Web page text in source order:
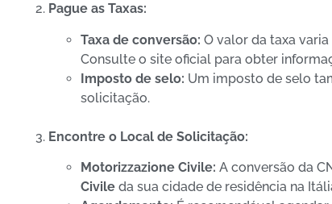
Pague as Taxas:
Taxa de conversão: O valor da taxa
Consulte o site oficial para obter
Imposto de selo: Um imposto de selo
solicitação.
Encontre o Local de Solicitação:
Motorizzazione Civile: A conversão da
Civile da sua cidade de residência na